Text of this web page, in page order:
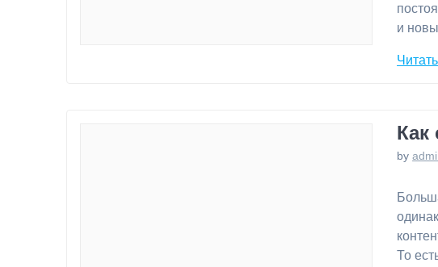
и
Как
by
То